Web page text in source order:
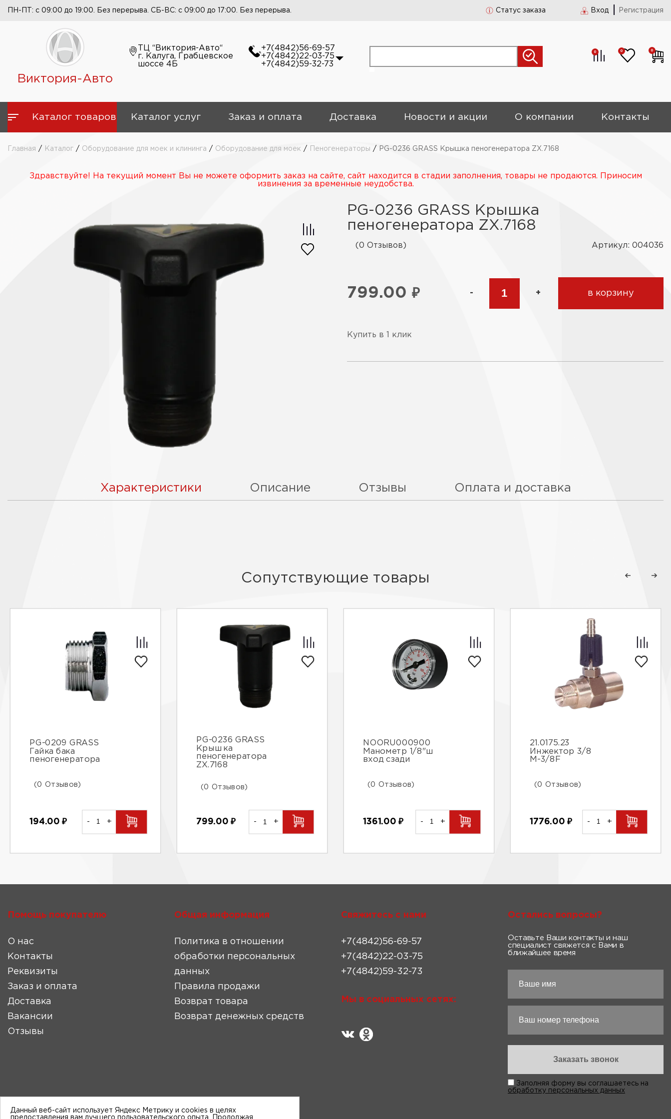
ПН-ПТ: с 09:00 до 19:00. Без перерыва. СБ-ВС: с 09:00 до 17:00. Без перерыва. Статус заказа Вход Регистрация
Виктория-Авто
ТЦ “Виктория-Авто“
г. Калуга, Грабцевское
шоссе 4Б
+7(4842)56-69-57
+7(4842)22-03-75
+7(4842)59-32-73
0 0 0
Каталог товаров Каталог услуг Заказ и оплата Доставка Новости и акции О компании Контакты
Главная / Каталог / Оборудование для моек и клининга / Оборудование для моек / Пеногенераторы / PG-0236 GRASS Крышка пеногенератора ZX.7168
Здравствуйте! На текущий момент Вы не можете оформить заказ на сайте, сайт находится в стадии заполнения, товары не продаются. Приносим
извинения за временные неудобства.
PG-0236 GRASS Крышка
пеногенератора ZX.7168
(0 Отзывов) Артикул: 004036
799.00 ₽ - + в корзину
Купить в 1 клик
Характеристики Описание Отзывы Оплата и доставка
Сопутствующие товары
PG-0209 GRASS
Гайка бака
пеногенератора
(0 Отзывов)
194.00₽ - +
PG-0236 GRASS
Крышка
пеногенератора
ZX.7168
(0 Отзывов)
799.00₽ - +
NOORU000900
Манометр 1/8"ш
вход сзади
(0 Отзывов)
1361.00₽ - +
21.0175.23
Инжектор 3/8
М-3/8F
(0 Отзывов)
1776.00₽ - +
Помощь покупателю
О нас
Контакты
Реквизиты
Заказ и оплата
Доставка
Вакансии
Отзывы
Общая информация
Политика в отношении
обработки персональных
данных
Правила продажи
Возврат товара
Возврат денежных средств
Свяжитесь с нами
+7(4842)56-69-57
+7(4842)22-03-75
+7(4842)59-32-73
Мы в социальных сетях:
Остались вопросы?
Оставьте Ваши контакты и наш
специалист свяжется с Вами в
ближайшее время
Заполняя форму вы соглашаетесь на
обработку персональных данных
Данный веб-сайт использует Яндекс Метрику и cookies в целях
предоставления вам лучшего пользовательского опыта. Продолжая